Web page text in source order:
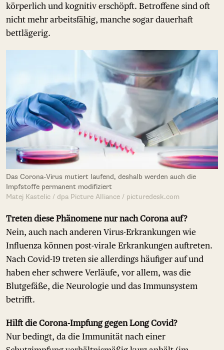
körperlich und kognitiv erschöpft. Betroffene sind oft
nicht mehr arbeitsfähig, manche sogar dauerhaft
bettlägerig.
Das Corona-Virus mutiert laufend, deshalb werden auch die
Impfstoffe permanent modifiziert
Matej Kastelic / dpa Picture Alliance / picturedesk.com
Treten diese Phänomene nur nach Corona auf?
Nein, auch nach anderen Virus-Erkrankungen wie
Influenza können post-virale Erkrankungen auftreten.
Nach Covid-19 treten sie allerdings häufiger auf und
haben eher schwere Verläufe, vor allem, was die
Blutgefäße, die Neurologie und das Immunsystem
betrifft.
Hilft die Corona-Impfung gegen Long Covid?
Nur bedingt, da die Immunität nach einer